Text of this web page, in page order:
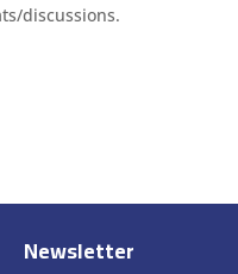
discussions.
Newsletter